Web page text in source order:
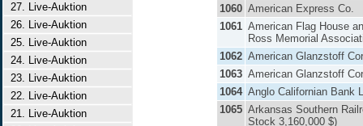
27. Live-Auktion
26. Live-Auktion
25. Live-Auktion
24. Live-Auktion
23. Live-Auktion
22. Live-Auktion
21. Live-Auktion
1060 American Express Co.
1061 American Flag House
Ross Memorial
1062 American Glanzstoff
1063 American Glanzstoff
1064 Anglo Californian Bank
1065 Arkansas Southern
Stock 3,160,000 $)